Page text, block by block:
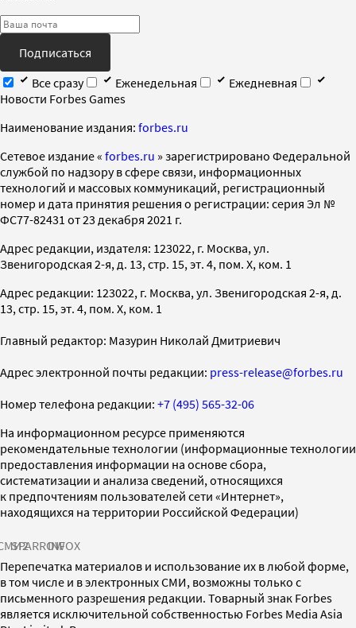
Подписаться
Все сразу
Еженедельная
Ежедневная
Новости Forbes Games
Наименование издания: forbes.ru
Cетевое издание « forbes.ru » зарегистрировано Федеральной
службой по надзору в сфере связи, информационных
технологий и массовых коммуникаций, регистрационный
номер и дата принятия решения о регистрации: серия Эл №
ФС77-82431 от 23 декабря 2021 г.
Адрес редакции, издателя: 123022, г. Москва, ул.
Звенигородская 2-я, д. 13, стр. 15, эт. 4, пом. X, ком. 1
Адрес редакции: 123022, г. Москва, ул. Звенигородская 2-я, д.
13, стр. 15, эт. 4, пом. X, ком. 1
Главный редактор: Мазурин Николай Дмитриевич
Адрес электронной почты редакции: press-release@forbes.ru
Номер телефона редакции: +7 (495) 565-32-06
На информационном ресурсе применяются
рекомендательные технологии (информационные технологии
предоставления информации на основе сбора,
систематизации и анализа сведений, относящихся
к предпочтениям пользователей сети «Интернет»,
находящихся на территории Российской Федерации)
SPARROWINFOX
Перепечатка материалов и использование их в любой форме,
в том числе и в электронных СМИ, возможны только с
письменного разрешения редакции. Товарный знак Forbes
является исключительной собственностью Forbes Media Asia